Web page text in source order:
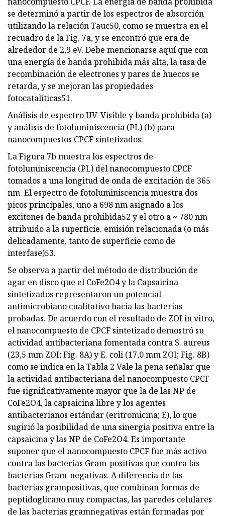
se determinó a partir de los espectros de absorción
utilizando la relación Tauc50, como se muestra en el
recuadro de la Fig. 7a, y se encontró que era de
alrededor de 2,9 eV. Debe mencionarse aquí que con
una energía de banda prohibida más alta, la tasa de
recombinación de electrones y pares de huecos se
retarda, y se mejoran las propiedades
fotocatalíticas51.
Análisis de espectro UV-Visible y banda prohibida (a)
y análisis de fotoluminiscencia (PL) (b) para
nanocompuestos CPCF sintetizados.
La Figura 7b muestra los espectros de
fotoluminiscencia (PL) del nanocompuesto CPCF
tomados a una longitud de onda de excitación de 365
nm. El espectro de fotoluminiscencia muestra dos
picos principales, uno a 698 nm asignado a los
excitones de banda prohibida52 y el otro a ~ 780 nm
atribuido a la superficie. emisión relacionada (o más
delicadamente, tanto de superficie como de
interfase)53.
Se observa a partir del método de distribución de
agar en disco que el CoFe2O4 y la Capsaicina
sintetizados representaron un potencial
antimicrobiano cualitativo hacia las bacterias
probadas. De acuerdo con el resultado de ZOI in vitro,
el nanocompuesto de CPCF sintetizado demostró su
actividad antibacteriana fomentada contra S. aureus
(23,5 mm ZOI; Fig. 8A) y E. coli (17,0 mm ZOI; Fig. 8B)
como se indica en la Tabla 2 Vale la pena señalar que
la actividad antibacteriana del nanocompuesto CPCF
fue significativamente mayor que la de las NP de
CoFe2O4, la capsaicina libre y los agentes
antibacterianos estándar (eritromicina; E), lo que
sugirió la posibilidad de una sinergia positiva entre la
capsaicina y las NP de CoFe2O4. Es importante
suponer que el nanocompuesto CPCF fue más activo
contra las bacterias Gram-positivas que contra las
bacterias Gram-negativas. A diferencia de las
bacterias grampositivas, que combinan formas de
peptidoglicano muy compactas, las paredes celulares
de las bacterias gramnegativas están formadas por